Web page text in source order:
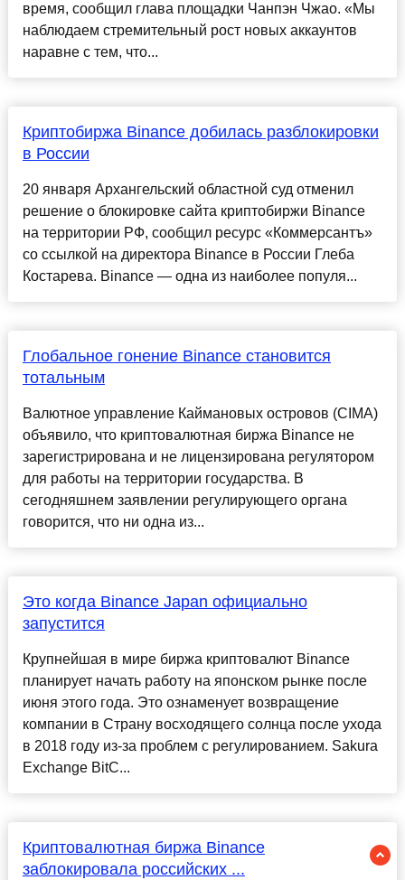
время, сообщил глава площадки Чанпэн Чжао. «Мы
наблюдаем стремительный рост новых аккаунтов
наравне с тем, что...
Криптобиржа Binance добилась разблокировки
в России
20 января Архангельский областной суд отменил
решение о блокировке сайта криптобиржи Binance
на территории РФ, сообщил ресурс «Коммерсантъ»
со ссылкой на директора Binance в России Глеба
Костарева. Binance — одна из наиболее популя...
Глобальное гонение Binance становится
тотальным
Валютное управление Каймановых островов (CIMA)
объявило, что криптовалютная биржа Binance не
зарегистрирована и не лицензирована регулятором
для работы на территории государства. В
сегодняшнем заявлении регулирующего органа
говорится, что ни одна из...
Это когда Binance Japan официально
запустится
Крупнейшая в мире биржа криптовалют Binance
планирует начать работу на японском рынке после
июня этого года. Это ознаменует возвращение
компании в Страну восходящего солнца после ухода
в 2018 году из-за проблем с регулированием. Sakura
Exchange BitC...
Криптовалютная биржа Binance
заблокировала российских ...